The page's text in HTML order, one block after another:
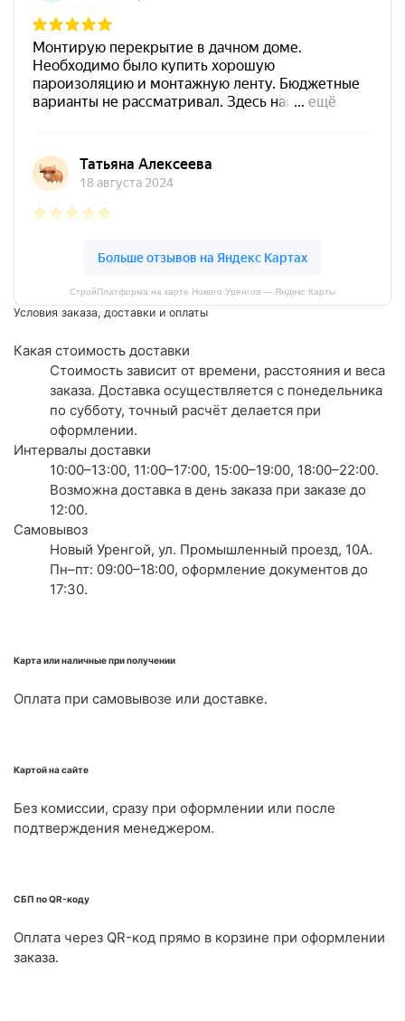
СтройПлатформа на карте Нового Уренгоя — Яндекс Карты
Условия заказа, доставки и оплаты
Какая стоимость доставки
Стоимость зависит от времени, расстояния и веса
заказа. Доставка осуществляется с понедельника
по субботу, точный расчёт делается при
оформлении.
Интервалы доставки
10:00–13:00, 11:00–17:00, 15:00–19:00, 18:00–22:00.
Возможна доставка в день заказа при заказе до
12:00.
Самовывоз
Новый Уренгой, ул. Промышленный проезд, 10А.
Пн–пт: 09:00–18:00, оформление документов до
17:30.
Карта или наличные при получении
Оплата при самовывозе или доставке.
Картой на сайте
Без комиссии, сразу при оформлении или после
подтверждения менеджером.
СБП по QR-коду
Оплата через QR-код прямо в корзине при оформлении
заказа.